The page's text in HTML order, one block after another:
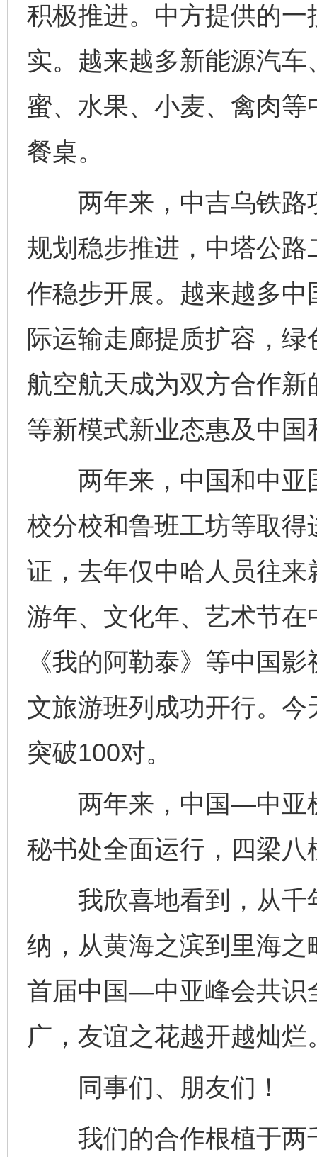
积极推进。中方提供的
实。越来越多新能源汽
蜜、水果、小麦、禽肉
餐桌。
两年来，中吉乌铁路
规划稳步推进，中塔公
作稳步开展。越来越多
际运输走廊提质扩容，
航空航天成为双方合作
等新模式新业态惠及中
两年来，中国和中亚
校分校和鲁班工坊等取
证，去年仅中哈人员往
游年、文化年、艺术节
《我的阿勒泰》等中国
文旅游班列成功开行。
突破100对。
两年来，中国—中亚机
秘书处全面运行，四梁八
我欣喜地看到，从千
纳，从黄海之滨到里海
首届中国—中亚峰会共识
广，友谊之花越开越灿烂
同事们、朋友们！
我们的合作根植于两